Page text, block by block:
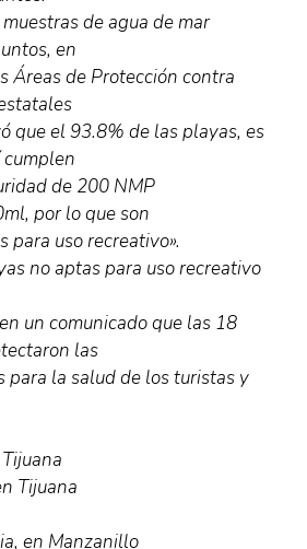
de agua de mar
en
Áreas de Protección contra
que el 93.8% de las playas, es
de 200 NMP
por lo que son
para uso recreativo».
no aptas para uso recreativo
un comunicado que las 18
las
para la salud de los turistas y
Tijuana
en Manzanillo